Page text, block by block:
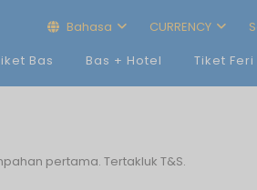
Bahasa CURRENCY
Bas Bas + Hotel Tiket Feri
pertama. Tertakluk T&S.